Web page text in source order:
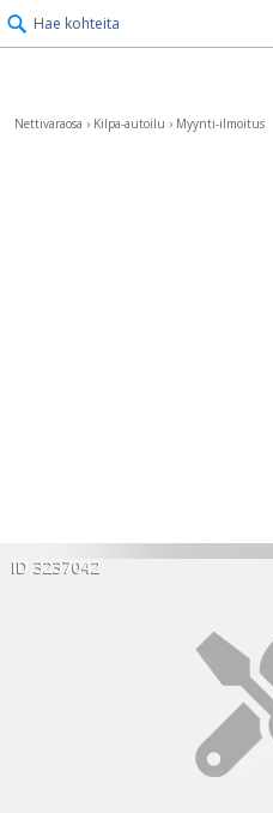
Hae kohteita
Nettivaraosa › Kilpa-autoilu › Myynti-ilmoitus
ID 3237042